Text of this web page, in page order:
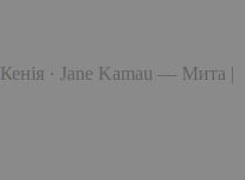
Кенія · Jane Kamau — Мита |